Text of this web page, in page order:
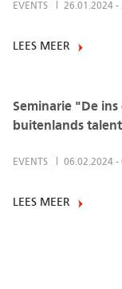
EVENTS 26.01.2024 -
LEES MEER
Seminarie "De
buitenlands
EVENTS 06.02.2024 -
LEES MEER